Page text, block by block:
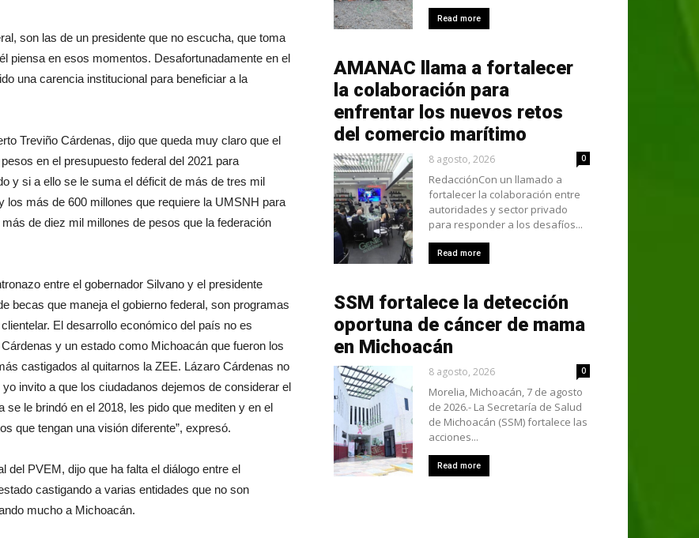
son las de un presidente que no escucha, que toma
piensa en esos momentos. Desafortunadamente en el
una carencia institucional para beneficiar a la
Treviño Cárdenas, dijo que queda muy claro que el
en el presupuesto federal del 2021 para
y si a ello se le suma el déficit de más de tres mil
más de 600 millones que requiere la UMSNH para
de diez mil millones de pesos que la federación
entre el gobernador Silvano y el presidente
becas que maneja el gobierno federal, son programas
El desarrollo económico del país no es
y un estado como Michoacán que fueron los
castigados al quitarnos la ZEE. Lázaro Cárdenas no
invito a que los ciudadanos dejemos de considerar el
le brindó en el 2018, les pido que mediten y en el
que tengan una visión diferente”, expresó.
PVEM, dijo que ha falta el diálogo entre el
castigando a varias entidades que no son
mucho a Michoacán.
Read more
AMANAC llama a fortalecer
la colaboración para
enfrentar los nuevos retos
del comercio marítimo
8 agosto, 2026 0
RedacciónCon un llamado a
fortalecer la colaboración entre
autoridades y sector privado
para responder a los desafíos...
Read more
SSM fortalece la detección
oportuna de cáncer de mama
en Michoacán
8 agosto, 2026 0
Morelia, Michoacán, 7 de agosto
de 2026.- La Secretaría de Salud
de Michoacán (SSM) fortalece las
acciones...
Read more